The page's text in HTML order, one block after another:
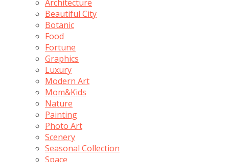
Architecture
Beautiful City
Botanic
Food
Fortune
Graphics
Luxury
Modern Art
Mom&Kids
Nature
Painting
Photo Art
Scenery
Seasonal Collection
Space